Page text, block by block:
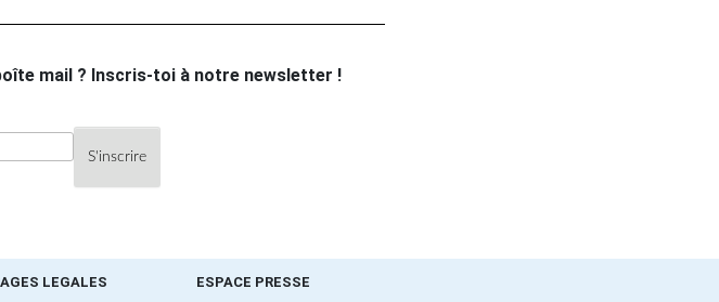
mail ? Inscris-toi à notre newsletter !
LEGALES ESPACE PRESSE